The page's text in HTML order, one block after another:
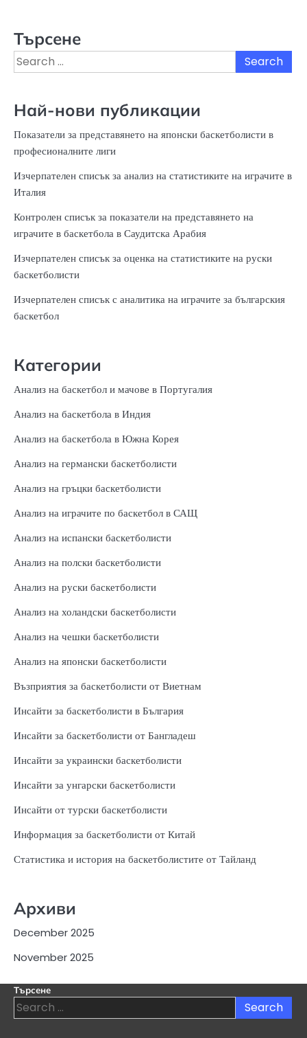
Търсене
Search
for:
Най-нови публикации
Показатели за представянето на японски баскетболисти в
професионалните лиги
Изчерпателен списък за анализ на статистиките на играчите в
Италия
Контролен списък за показатели на представянето на
играчите в баскетбола в Саудитска Арабия
Изчерпателен списък за оценка на статистиките на руски
баскетболисти
Изчерпателен списък с аналитика на играчите за българския
баскетбол
Категории
Анализ на баскетбол и мачове в Португалия
Анализ на баскетбола в Индия
Анализ на баскетбола в Южна Корея
Анализ на германски баскетболисти
Анализ на гръцки баскетболисти
Анализ на играчите по баскетбол в САЩ
Анализ на испански баскетболисти
Анализ на полски баскетболисти
Анализ на руски баскетболисти
Анализ на холандски баскетболисти
Анализ на чешки баскетболисти
Анализ на японски баскетболисти
Възприятия за баскетболисти от Виетнам
Инсайти за баскетболисти в България
Инсайти за баскетболисти от Бангладеш
Инсайти за украински баскетболисти
Инсайти за унгарски баскетболисти
Инсайти от турски баскетболисти
Информация за баскетболисти от Китай
Статистика и история на баскетболистите от Тайланд
Архиви
December 2025
November 2025
Търсене
Search
for: